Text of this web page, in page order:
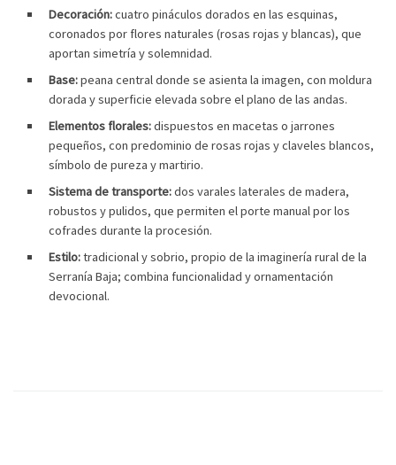
Decoración:cuatro pináculos dorados en las esquinas,
coronados por flores naturales (rosas rojas y blancas), que
aportan simetría y solemnidad.
Base:peana central donde se asienta la imagen, con moldura
dorada y superficie elevada sobre el plano de las andas.
Elementos florales:dispuestos en macetas o jarrones
pequeños, con predominio de rosas rojas y claveles blancos,
símbolo de pureza y martirio.
Sistema de transporte:dos varales laterales de madera,
robustos y pulidos, que permiten el porte manual por los
cofrades durante la procesión.
Estilo:tradicional y sobrio, propio de la imaginería rural de la
Serranía Baja; combina funcionalidad y ornamentación
devocional.